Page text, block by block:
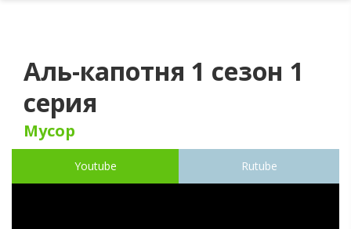
Аль-капотня 1 сезон 1
серия
Мусор
Youtube Rutube